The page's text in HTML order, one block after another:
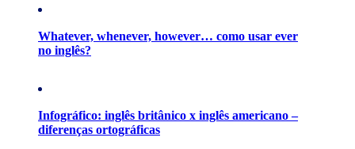
Whatever, whenever, however… como usar ever
no inglês?
Infográfico: inglês britânico x inglês americano –
diferenças ortográficas